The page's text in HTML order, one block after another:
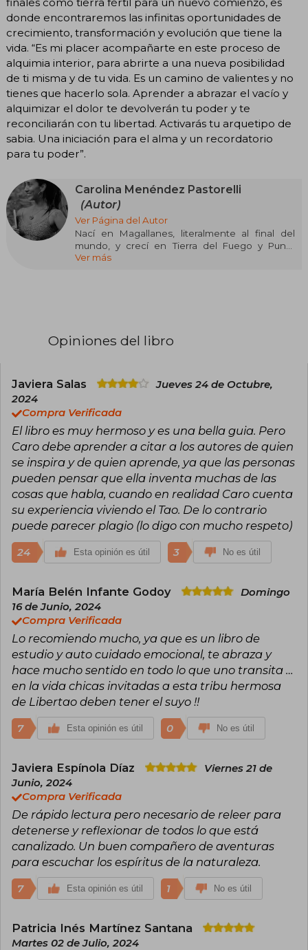
finales como tierra fértil para un nuevo comienzo, es
donde encontraremos las infinitas oportunidades de
crecimiento, transformación y evolución que tiene la
vida. “Es mi placer acompañarte en este proceso de
alquimia interior, para abrirte a una nueva posibilidad
de ti misma y de tu vida. Es un camino de valientes y no
tienes que hacerlo sola. Aprender a abrazar el vacío y
alquimizar el dolor te devolverán tu poder y te
reconciliarán con tu libertad. Activarás tu arquetipo de
sabia. Una iniciación para el alma y un recordatorio
para tu poder”.
Carolina Menéndez Pastorelli
(Autor)
Ver Página del Autor
Nací en Magallanes, literalmente al final del
mundo, y crecí en Tierra del Fuego y Punta
Arenas.
trazado por otros y caí en una gran depresión.
autenticidad y sabiduría femenina. Esta empezó
Nepal, en India, Australia y Europa, aprendiendo
con un chamán en Ecuador y con maestras de
tantra en Costa Rica. Desde allí me dediqué a
seguir y encarnar toda esa sabiduría que
encontré en mis viajes.
Comencé a estudiar todo lo que encendiera mi
corazón y llegué al yoga, tantra y Tao, que hoy
me enamoran y guían mi vida. Siento que mi
misión es ponerle palabras al lenguaje de la
naturaleza y al Universo. Hoy soy profesora de
meditación, de yoga y de sabiduría femenina.
Pero, por sobre todo, soy un ser que jamás
sabiduría y mi camino es simplemente
recordarlo para mí y quizás
también para alguien más.
Ver más
Opiniones del libro
Javiera Salas
Jueves 24 de Octubre,
2024
Compra Verificada
El libro es muy hermoso y es una bella guia. Pero
Caro debe aprender a citar a los autores de quien
se inspira y de quien aprende, ya que las personas
pueden pensar que ella inventa muchas de las
cosas que habla, cuando en realidad Caro cuenta
su experiencia viviendo el Tao. De lo contrario
puede parecer plagio (lo digo con mucho respeto)
24 Esta opinión es útil 3 No es útil
María Belén Infante Godoy
Domingo
16 de Junio, 2024
Compra Verificada
Lo recomiendo mucho, ya que es un libro de
estudio y auto cuidado emocional, te abraza y
hace mucho sentido en todo lo que uno transita …
en la vida chicas invitadas a esta tribu hermosa
de Libertao deben tener el suyo !!
7 Esta opinión es útil 0 No es útil
Javiera Espínola Díaz
Viernes 21 de
Junio, 2024
Compra Verificada
De rápido lectura pero necesario de releer para
detenerse y reflexionar de todos lo que está
canalizado. Un buen compañero de aventuras
para escuchar los espíritus de la naturaleza.
7 Esta opinión es útil 1 No es útil
Patricia Inés Martínez Santana
Martes 02 de Julio, 2024